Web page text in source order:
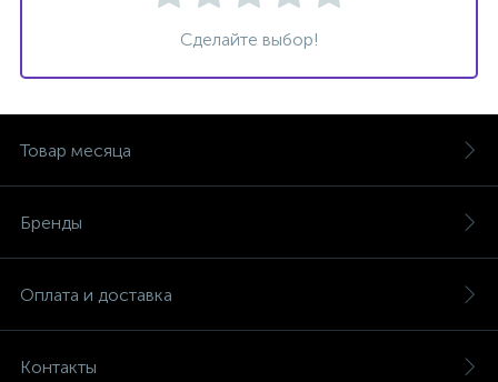
Сделайте выбор!
Товар месяца
Бренды
Оплата и доставка
Контакты